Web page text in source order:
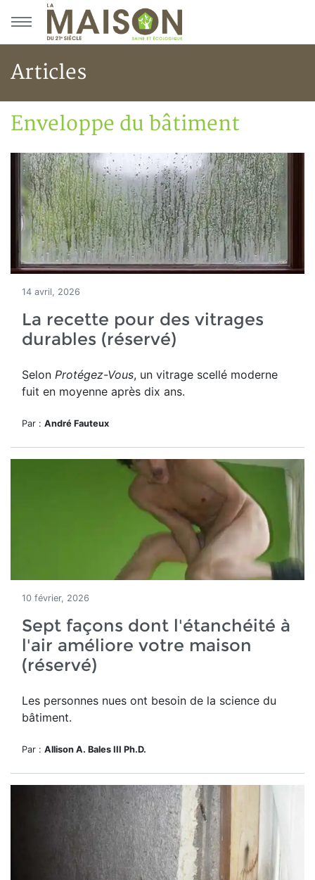
Aller au menu principal
Aller au contenu principal
Articles
Accueil
Enveloppe du bâtiment
Enveloppe du bâtiment
14 avril, 2026
La recette pour des vitrages
durables (réservé)
Selon Protégez-Vous, un vitrage scellé moderne
fuit en moyenne après dix ans.
Par : André Fauteux
10 février, 2026
Sept façons dont l'étanchéité à
l'air améliore votre maison
(réservé)
Les personnes nues ont besoin de la science du
bâtiment.
Par : Allison A. Bales III Ph.D.